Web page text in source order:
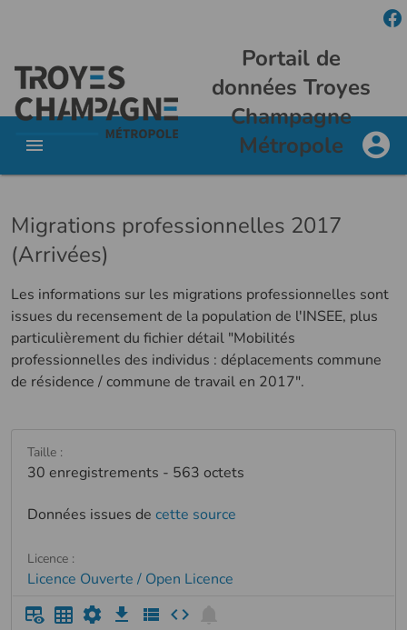
Portail de
données Troyes
Champagne
Métropole
Migrations professionnelles 2017
(Arrivées)
Les informations sur les migrations professionnelles sont
issues du recensement de la population de l'INSEE, plus
particulièrement du fichier détail "Mobilités
professionnelles des individus : déplacements commune
de résidence / commune de travail en 2017".
Taille :
30 enregistrements - 563 octets
Données issues de cette source
Licence :
Licence Ouverte / Open Licence